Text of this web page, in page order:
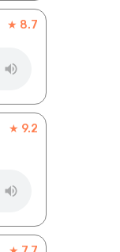
★ 8.7
★ 9.2